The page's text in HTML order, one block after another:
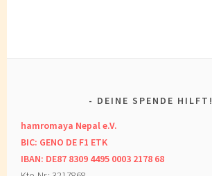
DEINE SPENDE HILFT!
hamromaya Nepal e.V.
BIC: GENO DE F1 ETK
IBAN: DE87 8309 4495 0003 2178 68